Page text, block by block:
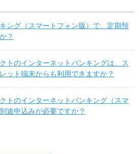
ング（スマートフォン版）で、定期預
？
トのインターネットバンキングは、ス
ット端末からも利用できますか？
トのインターネットバンキング（スマ
途申込みが必要ですか？